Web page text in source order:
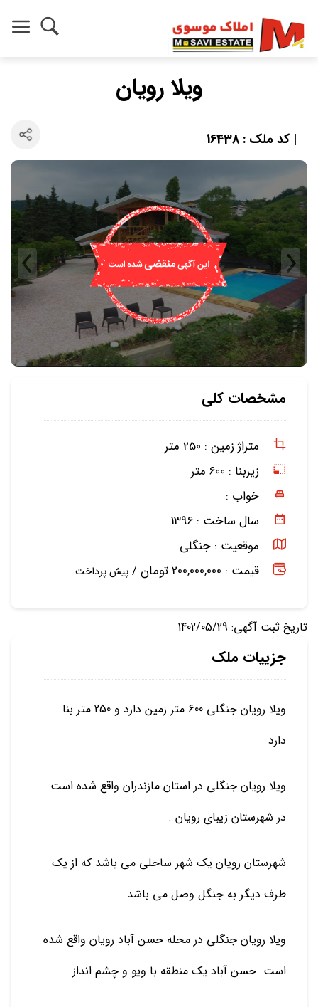
ویلا رویان
| کد ملک : 16438
مشخصات کلی
متراژ زمین : 250 متر
زیربنا : 600 متر
خواب :
سال ساخت : 1396
موقعیت : جنگلی
قیمت : 200,000,000 تومان /
پیش پرداخت
تاریخ ثبت آگهی: 1402/05/29
جزییات ملک
ویلا رویان جنگلی 600 متر زمین دارد و 250 متر بنا
دارد
ویلا رویان جنگلی در استان مازندران واقع شده است
در شهرستان زیبای رویان .
شهرستان رویان یک شهر ساحلی می باشد که از یک
طرف دیگر به جنگل وصل می باشد
ویلا رویان جنگلی در محله حسن آباد رویان واقع شده
است .حسن آباد یک منطقه با ویو و چشم انداز